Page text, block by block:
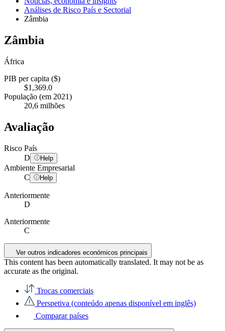
Análises de Risco País e Sectorial
Zâmbia
Zâmbia
África
PIB per capita ($)
$1,369.0
População (em 2021)
20,6 milhões
Avaliação
Risco País
D
Help
Ambiente Empresarial
C
Help
Anteriormente
D
Anteriormente
C
Ver outros indicadores económicos principais
This content has been automatically translated. It may not be as
accurate as the original.
Trocas comerciais
Perspetiva (conteúdo apenas disponível em inglês)
Comparar países